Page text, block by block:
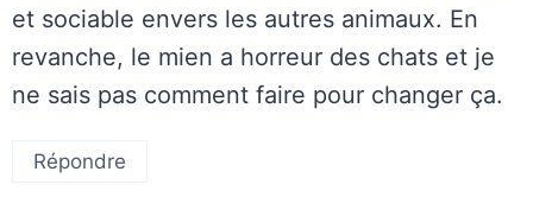
et sociable envers les autres animaux. En
revanche, le mien a horreur des chats et je
ne sais pas comment faire pour changer ça.
Répondre